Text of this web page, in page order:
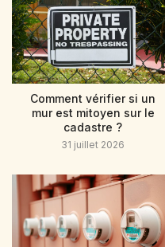
Comment vérifier si un
mur est mitoyen sur le
cadastre ?
31 juillet 2026